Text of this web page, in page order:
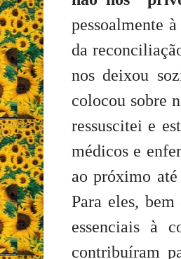
pessoalmente
da
nos deixou
colocou sobre
ressuscitei e
médicos e
ao próximo
Para eles,
essenciais à
contribuíram